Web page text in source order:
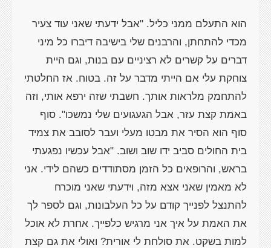
הוא התעלם ממני כליל. "אבל ידעתי שאני עוד צעיר
מכדי להתחתן, והרבנים שלי בישיבה דיברו כל מיני
דברים על קשרים לא רציניים עם בנות, וגם היית
צוחקת עלי אם הייתי מדבר על זה. בטוח. אז החלטתי
להתחמק מלראות אותך. חשבתי שזה ירפא אותי, וזה
באמת קצת עזר, אבל הגעגועים שלי נמשכו". סוף
סוף הוא הסיר את מבטו מעלי ועבר לסובב את צמיד
בית החולים סביב ידו שוב ושוב. "אבל עכשיו נפגעתי
בראש, והרופאים כל הזמן מסתודדים כשהם לידי. אני
לא מאמין שאני אצא מזה, וידעתי שאני מוכרח
להתנצל לפנייך קודם על כל העלבונות, וגם לספר לך
את האמת על איך אני מרגיש כלפייך. אחרת לא אוכל
למות בשקט. את סולחת לי אורית? ואולי את גם קצת